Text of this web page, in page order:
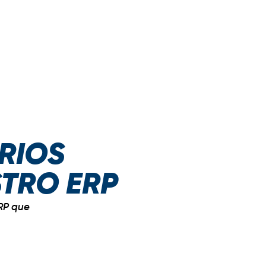
ERP
que